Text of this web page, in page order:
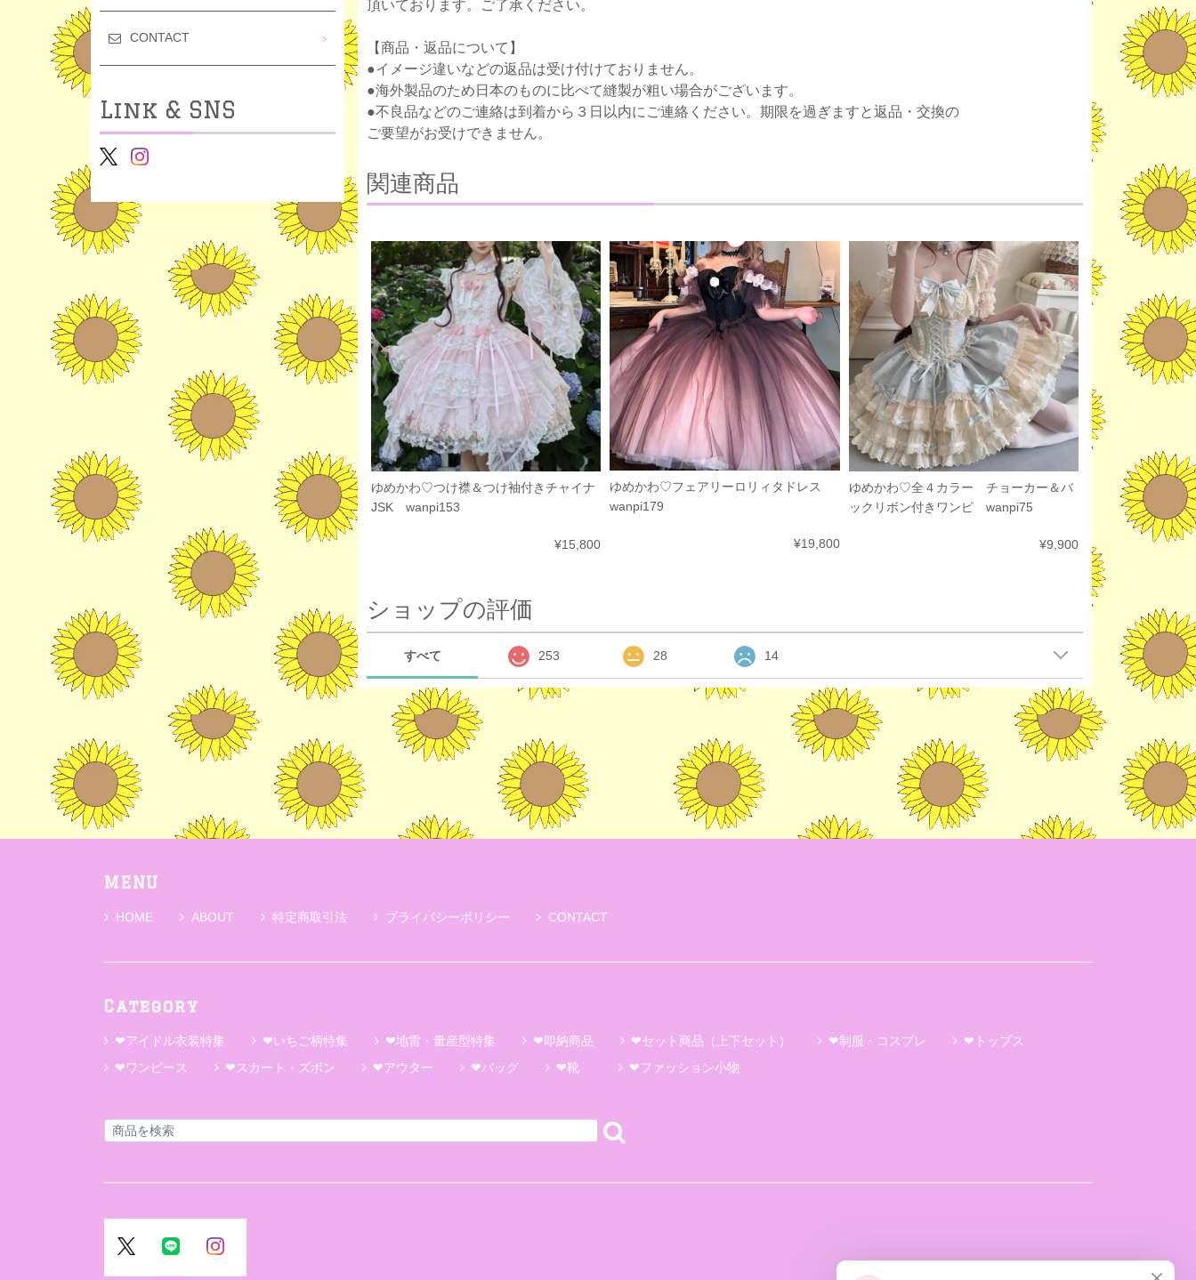
頂いております。ご了承ください。
【商品・返品について】
●イメージ違いなどの返品は受け付けておりません。
●海外製品のため日本のものに比べて縫製が粗い場合がございます。
●不良品などのご連絡は到着から３日以内にご連絡ください。期限を過ぎますと返品・交換の
ご要望がお受けできません。
関連商品
ゆめかわ♡つけ襟＆つけ袖付きチャイナ
JSK wanpi153
¥15,800
ゆめかわ♡フェアリーロリィタドレス
wanpi179
¥19,800
ゆめかわ♡全４カラー チョーカー＆バ
ックリボン付きワンピ wanpi75
¥9,900
ショップの評価
すべて 253 28 14
CONTACT
Link & SNS
MENU
HOME ABOUT 特定商取引法 プライバシーポリシー CONTACT
Category
❤アイドル衣装特集 ❤いちご柄特集 ❤地雷・量産型特集 ❤即納商品 ❤セット商品（上下セット） ❤制服・コスプレ
❤トップス
❤ワンピース
❤スカート・ズボン ❤アウター ❤バッグ ❤靴 ❤ファッション小物